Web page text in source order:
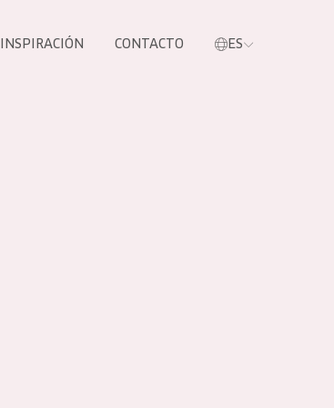
INSPIRACIÓN CONTACTO ES